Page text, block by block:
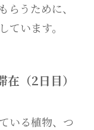
うために、
います。
（2日目）
いる植物、つ